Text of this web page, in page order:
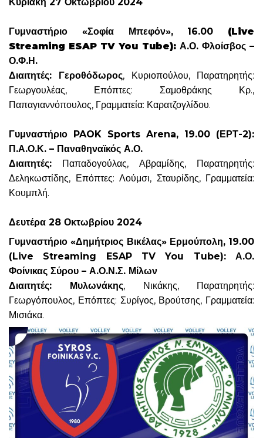
Γυμναστήριο «Σοφία Μπεφόν», 16.00 (Live
Streaming ESAP TV You Tube): Α.Ο. Φλοίσβος –
Ο.Φ.Η.
Διαιτητές: Γεροθόδωρος, Κυριοπούλου, Παρατηρητής:
Γεωργουλέας, Επόπτες: Σαμοθράκης Κρ.,
Παπαγιαννόπουλος, Γραμματεία: Καρατζογλίδου.
Γυμναστήριο PAOK Sports Arena, 19.00 (ΕΡΤ-2):
Π.Α.Ο.Κ. – Παναθηναϊκός Α.Ο.
Διαιτητές: Παπαδογούλας, Αβραμίδης, Παρατηρητής:
Δεληκωστίδης, Επόπτες: Λούμσι, Σταυρίδης, Γραμματεία:
Κουμπλή.
Δευτέρα 28 Οκτωβρίου 2024
Γυμναστήριο «Δημήτριος Βικέλας» Ερμούπολη, 19.00
(Live Streaming ESAP TV You Tube): Α.Ο.
Φοίνικας Σύρου – Α.Ο.Ν.Σ. Μίλων
Διαιτητές: Μυλωνάκης, Νικάκης, Παρατηρητής:
Γεωργόπουλος, Επόπτες: Συρίγος, Βρούτσης, Γραμματεία:
Μισιάκα.